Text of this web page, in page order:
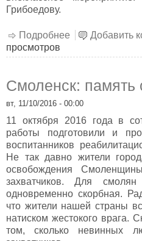
Грибоедову.
Подробнее о Личность и
Добавить
просмотров
Смоленск: память
вт, 11/10/2016 - 00:00
11 октября 2016 года в
работы подготовили и
воспитанников
Не так давно жители
освобождения
захватчиков. Для
одновременно скорбная.
что жители нашей страны
натиском жестокого врага.
том, сколько невинных